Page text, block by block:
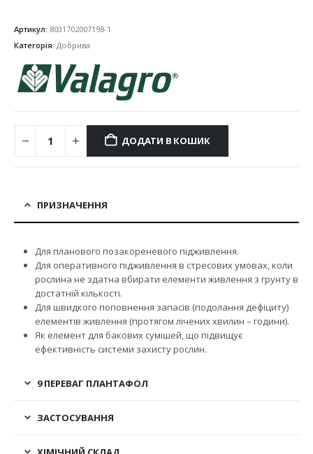
Артикул: 8031702007198-1
Категорія: Добрива
ДОДАТИ В КОШИК
ПРИЗНАЧЕННЯ
Для планового позакореневого підживлення.
Для оперативного підживлення в стресових умовах, коли
рослина не здатна вбирати елементи живлення з грунту в
достатній кількості.
Для швидкого поповнення запасів (подолання дефіциту)
елементів живлення (протягом лічених хвилин – години).
Як елемент для бакових сумішей, що підвищує
ефективність системи захисту рослин.
9 ПЕРЕВАГ ПЛАНТАФОЛ
ЗАСТОСУВАННЯ